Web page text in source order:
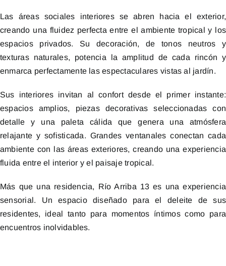
Las áreas sociales interiores se abren hacia el exterior,
creando una fluidez perfecta entre el ambiente tropical y los
espacios privados. Su decoración, de tonos neutros y
texturas naturales, potencia la amplitud de cada rincón y
enmarca perfectamente las espectaculares vistas al jardín.
Sus interiores invitan al confort desde el primer instante:
espacios amplios, piezas decorativas seleccionadas con
detalle y una paleta cálida que genera una atmósfera
relajante y sofisticada. Grandes ventanales conectan cada
ambiente con las áreas exteriores, creando una experiencia
fluida entre el interior y el paisaje tropical.
Más que una residencia, Río Arriba 13 es una experiencia
sensorial. Un espacio diseñado para el deleite de sus
residentes, ideal tanto para momentos íntimos como para
encuentros inolvidables.